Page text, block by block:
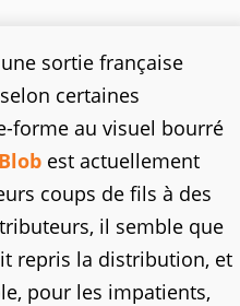
sortie française
certaines
forme au visuel bourré
est actuellement
coups de fils à des
il semble que
repris la distribution, et
pour les impatients,